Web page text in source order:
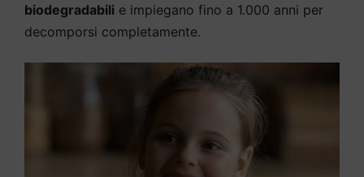
biodegradabili e impiegano fino a 1.000 anni per
decomporsi completamente.